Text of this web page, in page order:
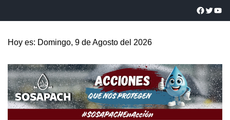
Hoy es: Domingo, 9 de Agosto del 2026